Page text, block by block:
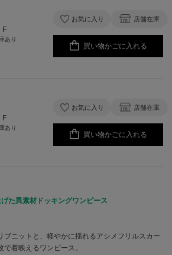
F
あり
お気に入り 店舗在庫
買い物かごに入れる
F
あり
お気に入り 店舗在庫
買い物かごに入れる
た異素材ドッキングワンピース
ブニットと、軽やかに揺れるアシメフリルスカー
で着映えるワンピース。